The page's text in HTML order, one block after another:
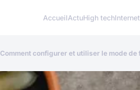
AccueilActuHigh techInternet
Comment configurer et utiliser le mode